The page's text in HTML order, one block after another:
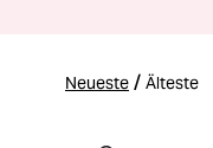
Neueste / Älteste